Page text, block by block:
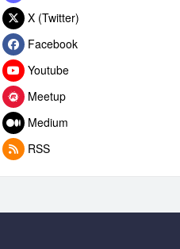
X (Twitter)
Facebook
Youtube
Meetup
Medium
RSS